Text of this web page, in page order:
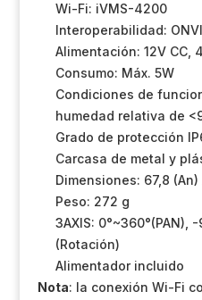
Wi-Fi: iVMS-4200
Interoperabilidad:
Alimentación: 12V CC,
Consumo: Máx. 5W
Condiciones de
humedad relativa de
Grado de protección
Carcasa de metal y
Dimensiones: 67,8 (An)
Peso: 272 g
3AXIS: 0°~360°(PAN),
(Rotación)
Alimentador incluido
Nota: la conexión Wi-Fi